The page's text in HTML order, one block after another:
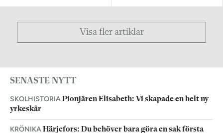
Visa fler artiklar
SENASTE NYTT
SKOLHISTORIA Pionjären Elisabeth: Vi skapade en helt ny
yrkeskår
KRÖNIKA Härjefors: Du behöver bara göra en sak första